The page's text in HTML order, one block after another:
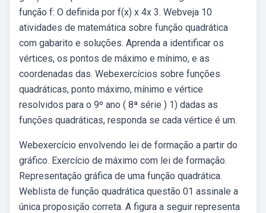
função f: O definida por f(x) x 4x 3. Webveja 10
atividades de matemática sobre função quadrática
com gabarito e soluções. Aprenda a identificar os
vértices, os pontos de máximo e mínimo, e as
coordenadas das. Webexercícios sobre funções
quadráticas, ponto máximo, mínimo e vértice
resolvidos para o 9º ano ( 8ª série ) 1) dadas as
funções quadráticas, responda se cada vértice é um.
Webexercício envolvendo lei de formação a partir do
gráfico. Exercício de máximo com lei de formação.
Representação gráfica de uma função quadrática.
Weblista de função quadrática questão 01 assinale a
única proposição correta. A figura a seguir representa